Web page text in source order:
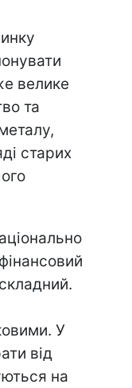
велике
та
старих
У
від
на